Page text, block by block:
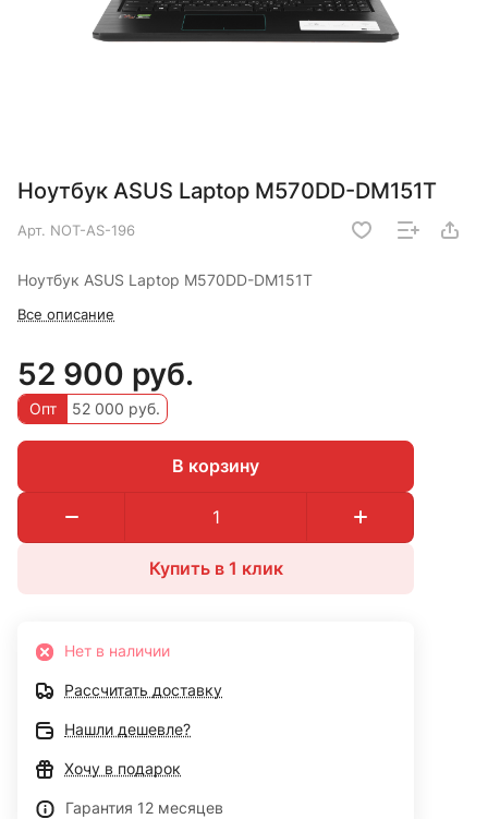
Ноутбук ASUS Laptop M570DD-DM151T
Арт. NOT-AS-196
Ноутбук ASUS Laptop M570DD-DM151T
Все описание
52 900 руб.
Опт 52 000 руб.
В корзину
Купить в 1 клик
Нет в наличии
Рассчитать доставку
Нашли дешевле?
Хочу в подарок
Гарантия 12 месяцев